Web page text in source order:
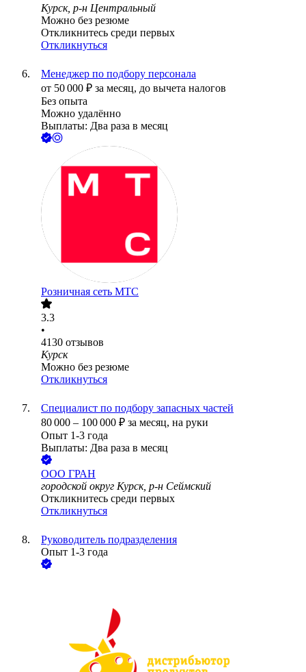
Курск, р-н Центральный
Можно без резюме
Откликнитесь среди первых
Откликнуться
Менеджер по подбору персонала
от 50 000 ₽ за месяц, до вычета налогов
Без опыта
Можно удалённо
Выплаты: Два раза в месяц
Розничная сеть МТС
3.3
•
4130 отзывов
Курск
Можно без резюме
Откликнуться
Специалист по подбору запасных частей
80 000 – 100 000 ₽ за месяц, на руки
Опыт 1-3 года
Выплаты: Два раза в месяц
ООО ГРАН
городской округ Курск, р-н Сеймский
Откликнитесь среди первых
Откликнуться
Руководитель подразделения
Опыт 1-3 года